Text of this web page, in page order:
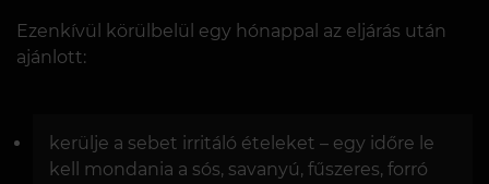
Ezenkívül körülbelül egy hónappal az eljárás után
ajánlott:
kerülje a sebet irritáló ételeket – egy időre le
kell mondania a sós, savanyú, fűszeres, forró